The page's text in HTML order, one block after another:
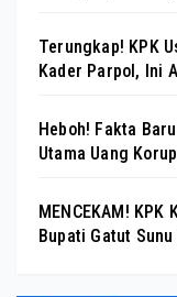
Terungkap! KPK
Kader Parpol, Ini
Heboh! Fakta
Utama Uang
MENCEKAM!
Bupati Gatut